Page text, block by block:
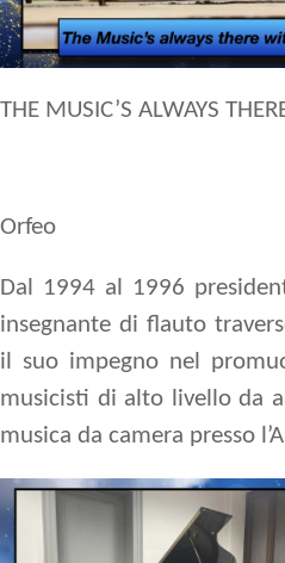
THE MUSIC’S ALWAYS
Orfeo
Dal 1994 al 1996
insegnante di flauto
il suo impegno nel
musicisti di alto livello da
musica da camera presso